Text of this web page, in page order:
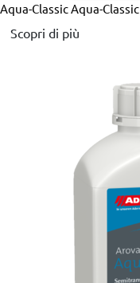
Aqua-ClassicAqua-Classic
Scopri di più